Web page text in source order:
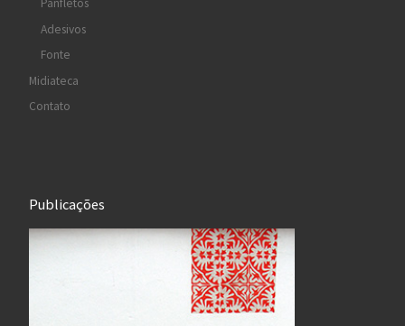
Panfletos
Adesivos
Fonte
Midiateca
Contato
Publicações